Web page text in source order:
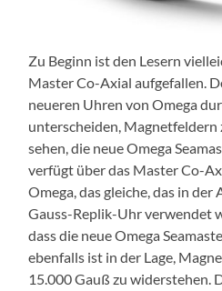
Zu Beginn ist den Lesern
Master Co-Axial aufgefallen.
neueren Uhren von Omega
unterscheiden, Magnetfeldern
sehen, die neue Omega
verfügt über das Master Co-
Omega, das gleiche, das in der
Gauss-Replik-Uhr verwendet
dass die neue Omega
ebenfalls ist in der Lage,
15.000 Gauß zu widerstehen.